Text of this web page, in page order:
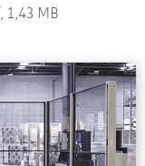
1,43 MB